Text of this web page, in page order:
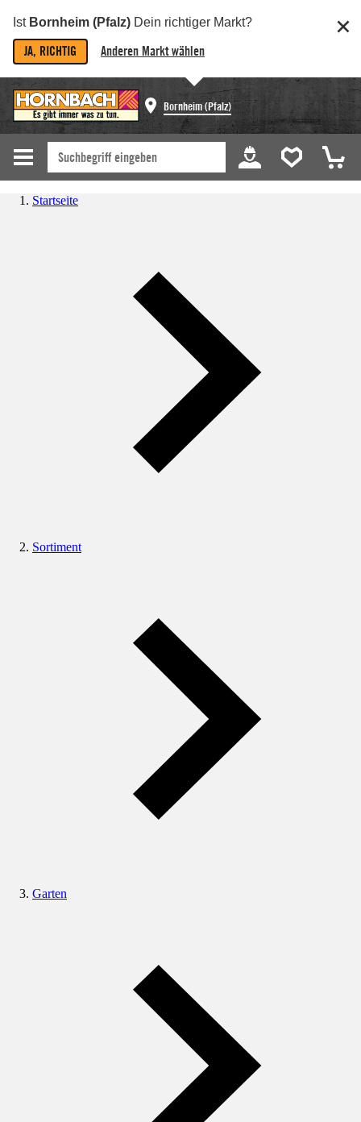
Ist Bornheim (Pfalz) Dein richtiger Markt?
JA, RICHTIG Anderen Markt wählen
Bornheim (Pfalz)
Startseite
Sortiment
Garten